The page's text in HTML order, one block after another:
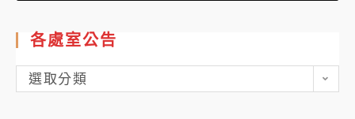
各處室公告
各
處
選取分類